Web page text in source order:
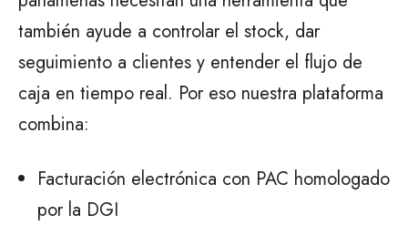
también ayude a controlar el stock, dar
seguimiento a clientes y entender el flujo de
caja en tiempo real. Por eso nuestra plataforma
combina:
Facturación electrónica con PAC homologado
por la DGI